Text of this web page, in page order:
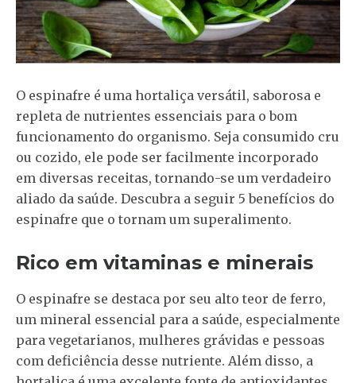
O espinafre é uma hortaliça versátil, saborosa e
repleta de nutrientes essenciais para o bom
funcionamento do organismo. Seja consumido cru
ou cozido, ele pode ser facilmente incorporado
em diversas receitas, tornando-se um verdadeiro
aliado da saúde. Descubra a seguir 5 benefícios do
espinafre que o tornam um superalimento.
Rico em vitaminas e minerais
O espinafre se destaca por seu alto teor de ferro,
um mineral essencial para a saúde, especialmente
para vegetarianos, mulheres grávidas e pessoas
com deficiência desse nutriente. Além disso, a